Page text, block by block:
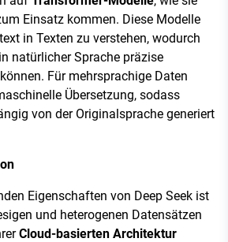
Einsatz kommen. Diese Modelle
in Texten zu verstehen, wodurch
natürlicher Sprache präzise
Für mehrsprachige Daten
Übersetzung, sodass
von der Originalsprache generiert
Eigenschaften von Deep Seek ist
und heterogenen Datensätzen
Cloud-basierten Architektur